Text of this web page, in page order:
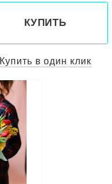
КУПИТЬ
Купить в один клик